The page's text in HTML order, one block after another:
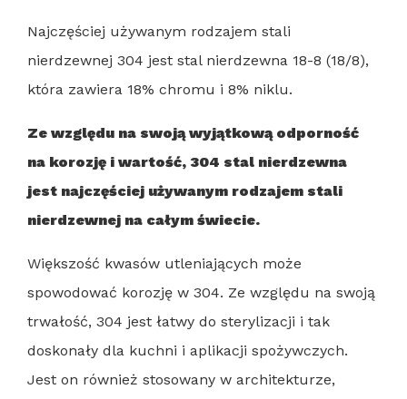
Najczęściej używanym rodzajem stali
nierdzewnej 304 jest stal nierdzewna 18-8 (18/8),
która zawiera 18% chromu i 8% niklu.
Ze względu na swoją wyjątkową odporność
na korozję i wartość, 304 stal nierdzewna
jest najczęściej używanym rodzajem stali
nierdzewnej na całym świecie.
Większość kwasów utleniających może
spowodować korozję w 304. Ze względu na swoją
trwałość, 304 jest łatwy do sterylizacji i tak
doskonały dla kuchni i aplikacji spożywczych.
Jest on również stosowany w architekturze,